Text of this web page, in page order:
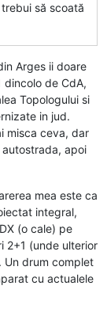
să scoată
Arges ii doare
de CdA,
Topologului si
in jud.
misca ceva, dar
apoi
mea este ca
integral,
(o cale) pe
2+1 (unde ulterior
Un drum complet
cu actualele